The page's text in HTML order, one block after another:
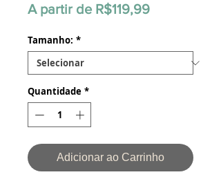
A partir de R$119,99Preço
Tamanho: *
Quantidade *
Adicionar ao Carrinho